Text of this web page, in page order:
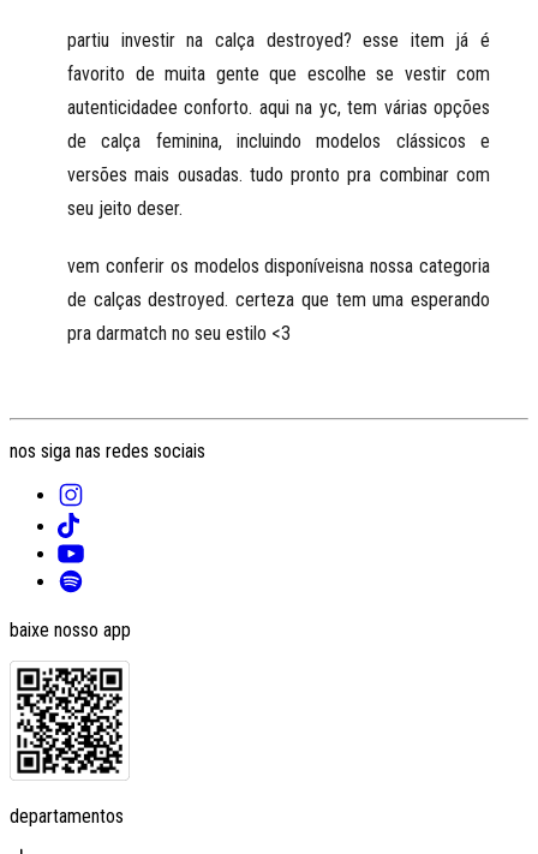
partiu investir na calça destroyed? esse item já é
favorito de muita gente que escolhe se vestir com
autenticidadee conforto. aqui na yc, tem várias opções
de calça feminina, incluindo modelos clássicos e
versões mais ousadas. tudo pronto pra combinar com
seu jeito deser.
vem conferir os modelos disponíveisna nossa categoria
de calças destroyed. certeza que tem uma esperando
pra darmatch no seu estilo <3
nos siga nas redes sociais
baixe nosso app
departamentos